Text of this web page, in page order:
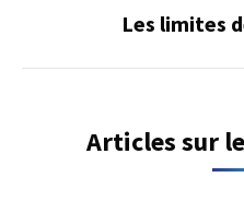
Les limites
Articles sur